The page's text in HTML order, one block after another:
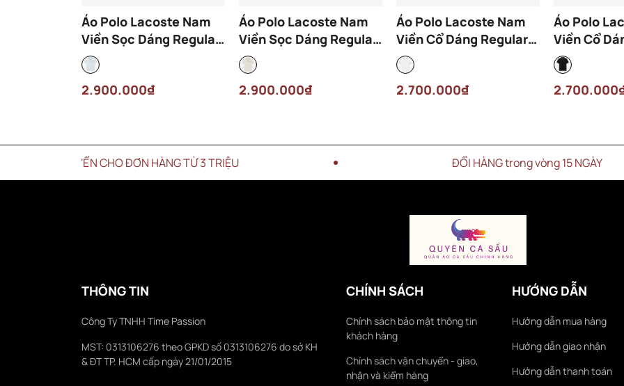
Áo Polo Lacoste Nam
Viền Sọc Dáng Regular
PH9960-00-T01 Màu
Xanh Nhạt
2.900.000₫
Áo Polo Lacoste Nam
Viền Sọc Dáng Regular
PH9960-00-ARS Màu
Kem
2.900.000₫
Áo Polo Lacoste Nam
Viền Cổ Dáng Regular
PH9875-00-001 Màu
Trắng
2.700.000₫
Áo Polo
Viền Cổ
PH9875-
Đen
CHO ĐƠN HÀNG TỪ 3 TRIỆU ĐỔI HÀNG trong vòng 15 NGÀY
THÔNG TIN
Công Ty TNHH Time Passion
MST: 0313106276 theo GPKD số 0313106276 do sở KH
& ĐT TP. HCM cấp ngày 21/01/2015
CHÍNH SÁCH
Chính sách bảo mật thông tin
khách hàng
Chính sách vận chuyển - giao,
nhận và kiểm hàng
HƯỚNG DẪN
Hướng dẫn mua hàng
Hướng dẫn giao nhận
Hướng dẫn thanh toán